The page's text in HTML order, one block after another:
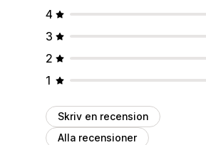
4
3
2
1
Skriv en recension
Alla recensioner